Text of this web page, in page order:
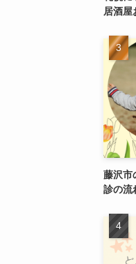
居酒屋
藤沢市
診の流